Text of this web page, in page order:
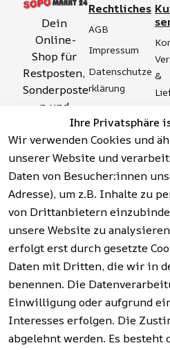
Ihre Privatsphäre
Wir verwenden Cookies und
unserer Website und
Daten von Besucher:innen
Adresse), um z.B. Inhalte zu
von Drittanbietern
unsere Website zu
erfolgt erst durch gesetzte
Daten mit Dritten, die wir in
benennen. Die
Einwilligung oder aufgrund
Interesses erfolgen. Die
abgelehnt werden. Es besteht
Dein
Online-
Shop für
Restposten,
Sonderposte
n und
Aktionsartik
el rund um
Werkzeuge,
Garten,
Haushalt
und mehr.
Vertrag
widerrufen
Rechtliches
AGB
Impressum
Datenschutze
rklärung
tserklärung
Widerrufsrech
t
Hinweise zur
Batterieentso
rgung
&
&
t
Facebook |
Instagram |
Newsletter
AGB